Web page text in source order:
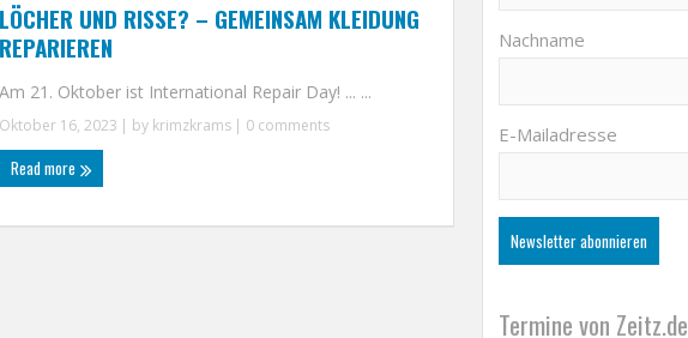
LÖCHER UND RISSE? – GEMEINSAM KLEIDUNG
REPARIEREN
Am 21. Oktober ist International Repair Day! ... ...
Oktober 16, 2023 | by krimzkrams | 0 comments
Read more
Nachname
E-Mailadresse
Termine von Zeitz.de